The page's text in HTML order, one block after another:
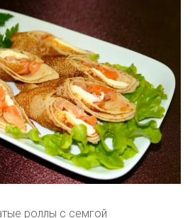
роллы с семгой